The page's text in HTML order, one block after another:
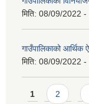
मिति: 08/09/2022 -
गाउँपालिकाको आर्थिक
मिति: 08/09/2022 -
Pages
1 2